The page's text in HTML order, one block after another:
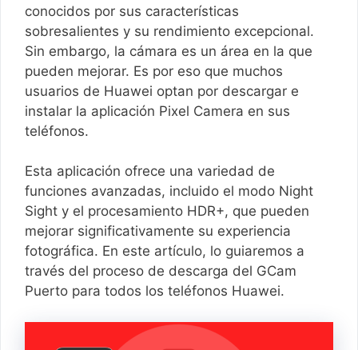
conocidos por sus características
sobresalientes y su rendimiento excepcional.
Sin embargo, la cámara es un área en la que
pueden mejorar. Es por eso que muchos
usuarios de Huawei optan por descargar e
instalar la aplicación Pixel Camera en sus
teléfonos.
Esta aplicación ofrece una variedad de
funciones avanzadas, incluido el modo Night
Sight y el procesamiento HDR+, que pueden
mejorar significativamente su experiencia
fotográfica. En este artículo, lo guiaremos a
través del proceso de descarga del GCam
Puerto para todos los teléfonos Huawei.